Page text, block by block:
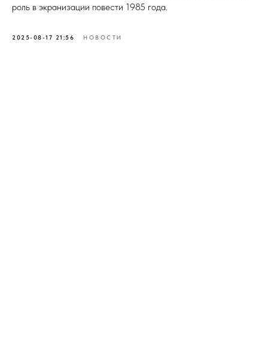
роль в экранизации повести 1985 года.
2025-08-17 21:56 НОВОСТИ